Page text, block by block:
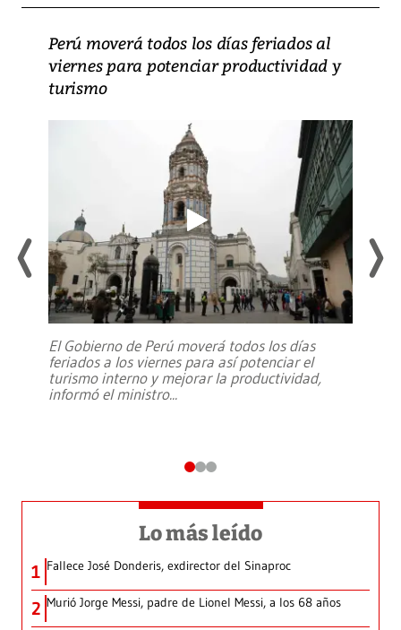
Perú moverá todos los días feriados al
viernes para potenciar productividad y
turismo
El Gobierno de Perú moverá todos los días
feriados a los viernes para así potenciar el
turismo interno y mejorar la productividad,
informó el ministro...
Lo más leído
1 Fallece José Donderis, exdirector del Sinaproc
2 Murió Jorge Messi, padre de Lionel Messi, a los 68 años